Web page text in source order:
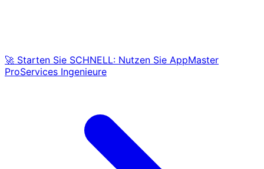
🚀 Starten Sie SCHNELL: Nutzen Sie AppMaster
ProServices Ingenieure